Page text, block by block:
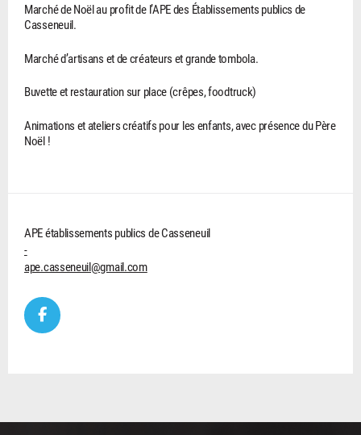
Marché de Noël au profit de l’APE des Établissements publics de
Casseneuil.
Marché d’artisans et de créateurs et grande tombola.
Buvette et restauration sur place (crêpes, foodtruck)
Animations et ateliers créatifs pour les enfants, avec présence du Père
Noël !
APE établissements publics de Casseneuil
-
ape.casseneuil@gmail.com